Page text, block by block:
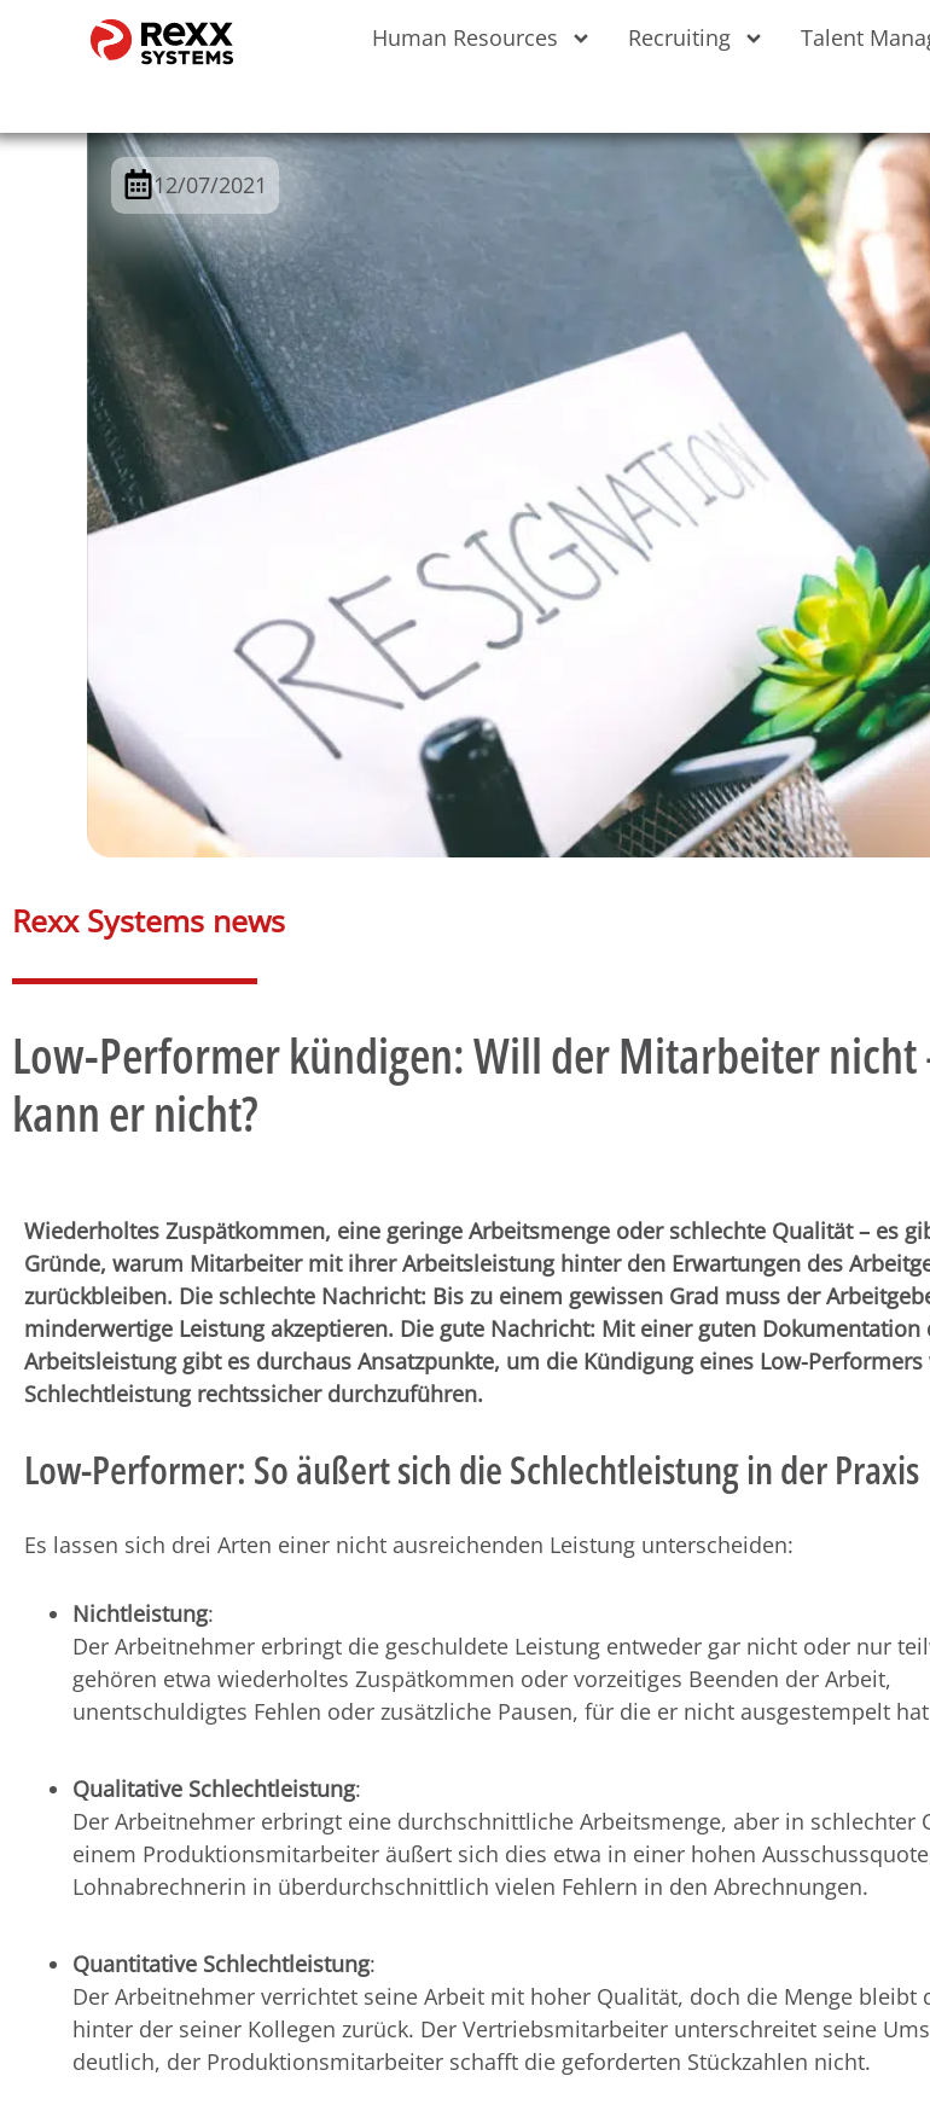
Human Resources Recruiting Talent
12/07/2021
Rexx Systems news​
Low-Performer kündigen: Will der Mitarbeiter nicht
kann er nicht?
Wiederholtes Zuspätkommen, eine geringe Arbeitsmenge oder schlechte Qualität – es
Gründe, warum Mitarbeiter mit ihrer Arbeitsleistung hinter den Erwartungen des
zurückbleiben. Die schlechte Nachricht: Bis zu einem gewissen Grad muss der
minderwertige Leistung akzeptieren. Die gute Nachricht: Mit einer guten Dokumentation
Arbeitsleistung gibt es durchaus Ansatzpunkte, um die Kündigung eines Low-Performers
Schlechtleistung rechtssicher durchzuführen.
Low-Performer: So äußert sich die Schlechtleistung in der Praxis
Es lassen sich drei Arten einer nicht ausreichenden Leistung unterscheiden:
Nichtleistung:
Der Arbeitnehmer erbringt die geschuldete Leistung entweder gar nicht oder nur
gehören etwa wiederholtes Zuspätkommen oder vorzeitiges Beenden der Arbeit,
unentschuldigtes Fehlen oder zusätzliche Pausen, für die er nicht ausgestempelt
Qualitative Schlechtleistung:
Der Arbeitnehmer erbringt eine durchschnittliche Arbeitsmenge, aber in schlechter
einem Produktionsmitarbeiter äußert sich dies etwa in einer hohen
Lohnabrechnerin in überdurchschnittlich vielen Fehlern in den Abrechnungen.
Quantitative Schlechtleistung:
Der Arbeitnehmer verrichtet seine Arbeit mit hoher Qualität, doch die Menge bleibt
hinter der seiner Kollegen zurück. Der Vertriebsmitarbeiter unterschreitet seine
deutlich, der Produktionsmitarbeiter schafft die geforderten Stückzahlen nicht.